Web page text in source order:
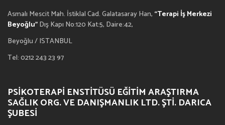
Asmalı Mescit Mah. İstiklal Cad. Galatasaray Han, “Terapi İş Merkezi
Beyoğlu”Dış Kapı No:120 Kat:5, Daire:42,
Beyoğlu / ISTANBUL
Tel: 0212 243 23 97
PSIKOTERAPI ENSTITÜSÜ EĞITIM ARAŞTIRMA
SAĞLIK ORG. VE DANIŞMANLIK LTD. ŞTI. DARICA
ŞUBESI